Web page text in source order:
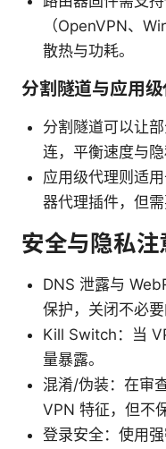
（OpenVPN、
散热与功耗。
分割隧道与应用
分割隧道可以让
连，平衡速度与隐
应用级代理则适
器代理插件，但
安全与隐私注
DNS 泄露与
保护，关闭不必要
Kill Switch：当
量暴露。
混淆/伪装：在审
VPN 特征，但不
登录安全：使用